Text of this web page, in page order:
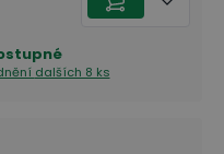
dalších 8 ks